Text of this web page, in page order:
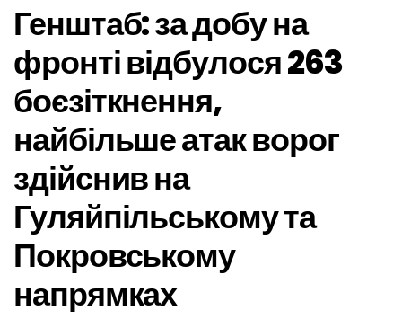
Генштаб: за добу на
фронті відбулося 263
боєзіткнення,
найбільше атак ворог
здійснив на
Гуляйпільському та
Покровському
напрямках